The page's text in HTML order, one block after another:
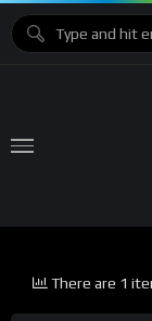
There are 1